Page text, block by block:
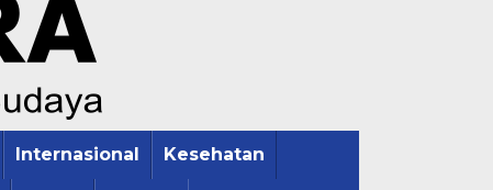
Internasional Kesehatan